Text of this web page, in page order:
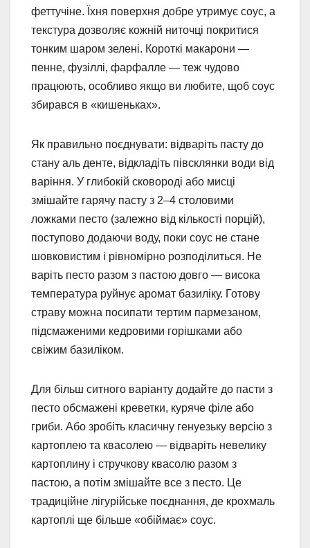
феттучіне. Їхня поверхня добре утримує соус, а
текстура дозволяє кожній ниточці покритися
тонким шаром зелені. Короткі макарони —
пенне, фузіллі, фарфалле — теж чудово
працюють, особливо якщо ви любите, щоб соус
збирався в «кишеньках».
Як правильно поєднувати: відваріть пасту до
стану аль денте, відкладіть півсклянки води від
варіння. У глибокій сковороді або мисці
змішайте гарячу пасту з 2–4 столовими
ложками песто (залежно від кількості порцій),
поступово додаючи воду, поки соус не стане
шовковистим і рівномірно розподілиться. Не
варіть песто разом з пастою довго — висока
температура руйнує аромат базиліку. Готову
страву можна посипати тертим пармезаном,
підсмаженими кедровими горішками або
свіжим базиліком.
Для більш ситного варіанту додайте до пасти з
песто обсмажені креветки, куряче філе або
гриби. Або зробіть класичну генуезьку версію з
картоплею та квасолею — відваріть невелику
картоплину і стручкову квасолю разом з
пастою, а потім змішайте все з песто. Це
традиційне лігурійське поєднання, де крохмаль
картоплі ще більше «обіймає» соус.